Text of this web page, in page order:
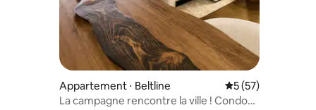
Appartement ⋅ Beltline Évaluation
5 (57)
La campagne rencontre la ville ! Condo